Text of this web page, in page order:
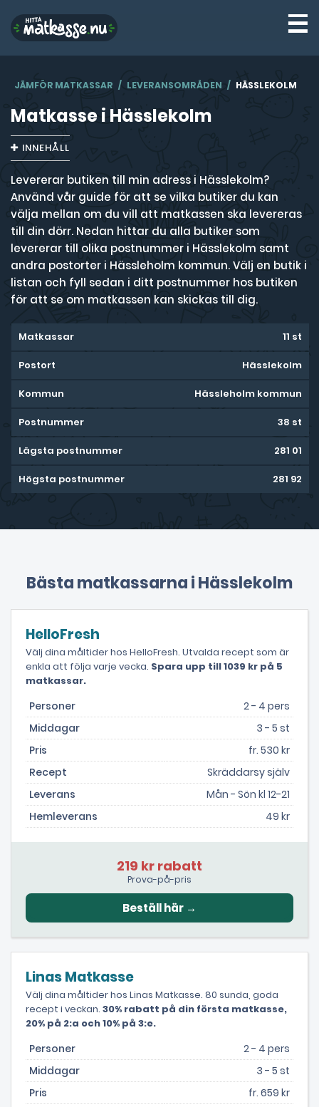
☰
JÄMFÖR MATKASSAR LEVERANSOMRÅDEN HÄSSLEKOLM
Matkasse i Hässlekolm
INNEHÅLL
Levererar butiken till min adress i Hässlekolm?
Använd vår guide för att se vilka butiker du kan
välja mellan om du vill att matkassen ska levereras
till din dörr. Nedan hittar du alla butiker som
levererar till olika postnummer i Hässlekolm samt
andra postorter i Hässleholm kommun. Välj en butik i
listan och fyll sedan i ditt postnummer hos butiken
för att se om matkassen kan skickas till dig.
Matkassar 11 st
Postort Hässlekolm
Kommun Hässleholm kommun
Postnummer 38 st
Lägsta postnummer 281 01
Högsta postnummer 281 92
Bästa matkassarna i Hässlekolm
HelloFresh
Välj dina måltider hos HelloFresh. Utvalda recept som är
enkla att följa varje vecka. Spara upp till 1039 kr på 5
matkassar.
Personer
2 - 4 pers
Middagar
3 - 5 st
Pris
fr. 530 kr
Recept
Skräddarsy själv
Leverans
Mån - Sön kl 12-21
Hemleverans
49 kr
219 kr rabatt
Prova-på-pris
Linas Matkasse
Välj dina måltider hos Linas Matkasse. 80 sunda, goda
recept i veckan. 30% rabatt på din första matkasse,
20% på 2:a och 10% på 3:e.
Personer
2 - 4 pers
Middagar
3 - 5 st
Pris
fr. 659 kr